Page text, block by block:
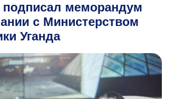
меморандум
с Министерством
Уганда